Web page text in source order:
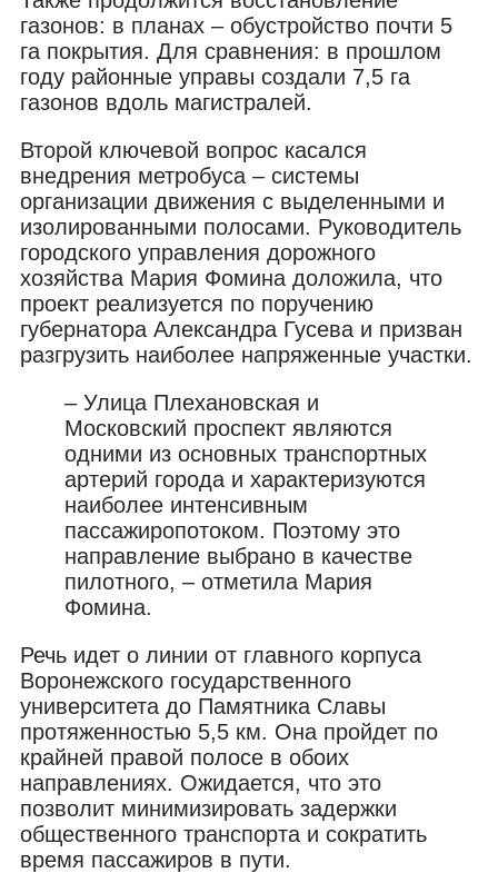
газонов: в планах – обустройство почти 5
га покрытия. Для сравнения: в прошлом
году районные управы создали 7,5 га
газонов вдоль магистралей.
Второй ключевой вопрос касался
внедрения метробуса – системы
организации движения с выделенными и
изолированными полосами. Руководитель
городского управления дорожного
хозяйства Мария Фомина доложила, что
проект реализуется по поручению
губернатора Александра Гусева и призван
разгрузить наиболее напряженные участки.
– Улица Плехановская и
Московский проспект являются
одними из основных транспортных
артерий города и характеризуются
наиболее интенсивным
пассажиропотоком. Поэтому это
направление выбрано в качестве
пилотного, – отметила Мария
Фомина.
Речь идет о линии от главного корпуса
Воронежского государственного
университета до Памятника Славы
протяженностью 5,5 км. Она пройдет по
крайней правой полосе в обоих
направлениях. Ожидается, что это
позволит минимизировать задержки
общественного транспорта и сократить
время пассажиров в пути.